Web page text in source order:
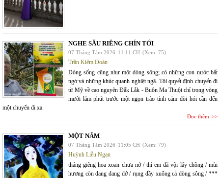
NGHE SẦU RIÊNG CHÍN TỚI
07 Tháng Tám 2026 11:11 CH (Xem: 75)
Trần Kiêm Đoàn
Dòng sống cũng như một dòng sông; có những con nước bất
ngờ và những khúc quanh nghiệt ngã. Tôi quyết định chuyến đi
từ Mỹ về cao nguyên Đắk Lắk - Buôn Ma Thuột chỉ trong vòng
mười lăm phút trước một ngọn trào tỉnh cảm đòi hỏi cần đến
một chuyến đi xa.
Đọc thêm
MỘT NĂM
07 Tháng Tám 2026 11:05 CH (Xem: 79)
Huỳnh Liễu Ngạn
tháng giêng hoa xoan chưa nở / thì em đã vội lấy chồng / mùi
hương còn đang dang dở / rụng đầy xuống cả dòng sông / ***